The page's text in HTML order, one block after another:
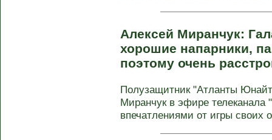
Алексей Миранчук:
хорошие напарники,
поэтому очень
Полузащитник "Атланты
Миранчук в эфире телеканала
впечатлениями от игры своих